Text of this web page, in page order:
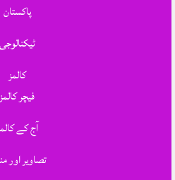
پاکستان
ٹیکنالوجی
کالمز
فیچر کالمز
آج کے
تصاویر اور